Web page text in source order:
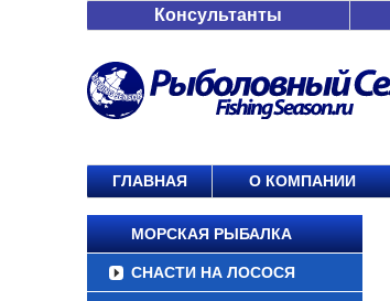
Консультанты
ГЛАВНАЯ О КОМПАНИИ
МОРСКАЯ РЫБАЛКА
СНАСТИ НА ЛОСОСЯ